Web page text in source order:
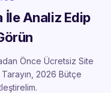
İle Analiz Edip
Önce Ücretsiz Site
2026 Bütçe